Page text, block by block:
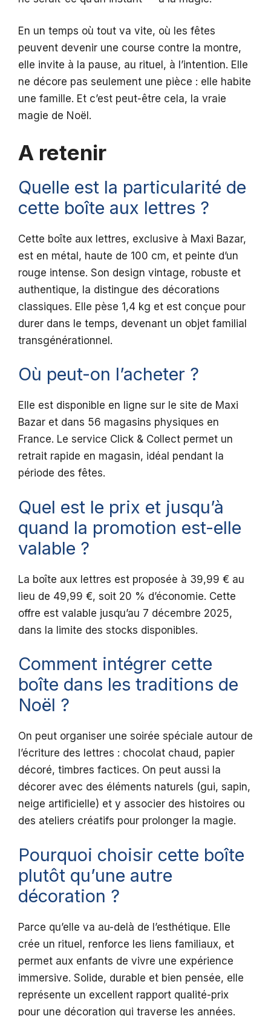
En un temps où tout va vite, où les fêtes
peuvent devenir une course contre la montre,
elle invite à la pause, au rituel, à l’intention. Elle
ne décore pas seulement une pièce : elle habite
une famille. Et c’est peut-être cela, la vraie
magie de Noël.
A retenir
Quelle est la particularité de
cette boîte aux lettres ?
Cette boîte aux lettres, exclusive à Maxi Bazar,
est en métal, haute de 100 cm, et peinte d’un
rouge intense. Son design vintage, robuste et
authentique, la distingue des décorations
classiques. Elle pèse 1,4 kg et est conçue pour
durer dans le temps, devenant un objet familial
transgénérationnel.
Où peut-on l’acheter ?
Elle est disponible en ligne sur le site de Maxi
Bazar et dans 56 magasins physiques en
France. Le service Click & Collect permet un
retrait rapide en magasin, idéal pendant la
période des fêtes.
Quel est le prix et jusqu’à
quand la promotion est-elle
valable ?
La boîte aux lettres est proposée à 39,99 € au
lieu de 49,99 €, soit 20 % d’économie. Cette
offre est valable jusqu’au 7 décembre 2025,
dans la limite des stocks disponibles.
Comment intégrer cette
boîte dans les traditions de
Noël ?
On peut organiser une soirée spéciale autour de
l’écriture des lettres : chocolat chaud, papier
décoré, timbres factices. On peut aussi la
décorer avec des éléments naturels (gui, sapin,
neige artificielle) et y associer des histoires ou
des ateliers créatifs pour prolonger la magie.
Pourquoi choisir cette boîte
plutôt qu’une autre
décoration ?
Parce qu’elle va au-delà de l’esthétique. Elle
crée un rituel, renforce les liens familiaux, et
permet aux enfants de vivre une expérience
immersive. Solide, durable et bien pensée, elle
représente un excellent rapport qualité-prix
pour une décoration qui traverse les années.